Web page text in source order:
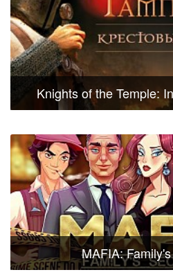
Knights of the Temple:
MAFIA: